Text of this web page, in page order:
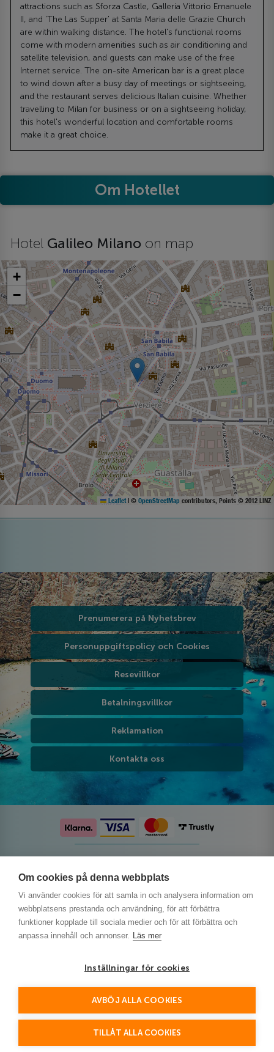
Om cookies på denna webbplats
Vi använder cookies för att samla in och analysera information om
webbplatsens prestanda och användning, för att förbättra
funktioner kopplade till sociala medier och för att förbättra och
anpassa innehåll och annonser. Läs mer
Inställningar för cookies
AVBÖJ ALLA COOKIES
TILLÅT ALLA COOKIES
attractions such as Sforza Castle, Galleria Vittorio Emanuele
II, and ‘The Las Supper' at Santa Maria delle Grazie Church
are within walking distance. The hotel's functional rooms
come with modern amenities such as air conditioning and
satellite television, and guests can make use of the free
Internet service. The on-site American bar is a great place
to wind down after a busy day of meetings or sightseeing,
and the restaurant serves delicious Italian cuisine. Whether
travelling to Milan for business or on a sightseeing holiday,
this hotel's wonderful location and comfortable rooms
make it a great choice.
Om Hotellet
Hotel Galileo Milano on map
+
−
Leaflet | © OpenStreetMap contributors, Points © 2012 LINZ
Prenumerera på Nyhetsbrev
Personuppgiftspolicy och Cookies
Resevillkor
Betalningsvillkor
Reklamation
Kontakta oss
This site is protected by reCAPTCHA and the Google
andTerms of Service apply.